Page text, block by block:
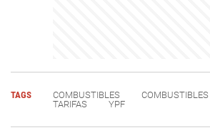
TAGS COMBUSTIBLES COMBUSTIBLES
TARIFAS
YPF